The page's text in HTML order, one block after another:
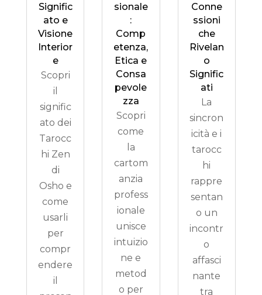
Signific
ato e
Visione
Interior
e
Scopri
il
signific
ato dei
Tarocc
hi Zen
di
Osho e
come
usarli
per
compr
endere
il
sionale
:
Comp
etenza,
Etica e
Consa
pevole
zza
Scopri
come
la
cartom
anzia
profess
ionale
unisce
intuizio
ne e
metod
o per
Conne
ssioni
che
Rivelan
o
Signific
ati
La
sincron
icità e i
tarocc
hi
rappre
sentan
o un
incontr
o
affasci
nante
tra